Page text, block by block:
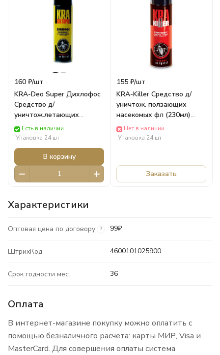
160 ₽/шт
KRA-Deo Super Дихлофос
Средство д/
уничтож.летающих
насекомых фл
(300см.куб/250мл) Ваше
Хозяйство Химия
Есть в наличии
Упаковка 24 шт
В корзину
155 ₽/шт
KRA-Killer Средство д/
уничтож. ползающих
насекомых фл (230мл)
(крас) Ваше Хозяйство
Химия
Нет в наличии
Упаковка 24 шт
Заказать
Характеристики
Оптовая цена по договору ? 99₽
ШтрихКод 4600101025900
Срок годности мес. 36
Оплата
В интернет-магазине покупку можно оплатить с
помощью безналичного расчета: карты МИР, Visa и
MasterCard. Для совершения оплаты система